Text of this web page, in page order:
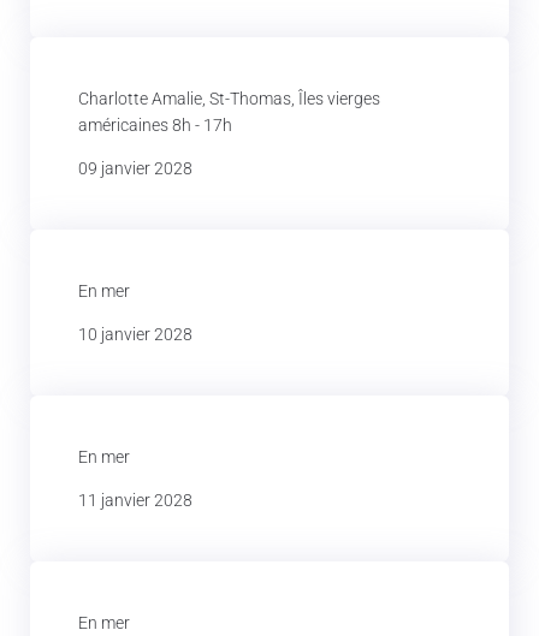
Charlotte Amalie, St-Thomas, Îles vierges
américaines 8h - 17h
09 janvier 2028
En mer
10 janvier 2028
En mer
11 janvier 2028
En mer